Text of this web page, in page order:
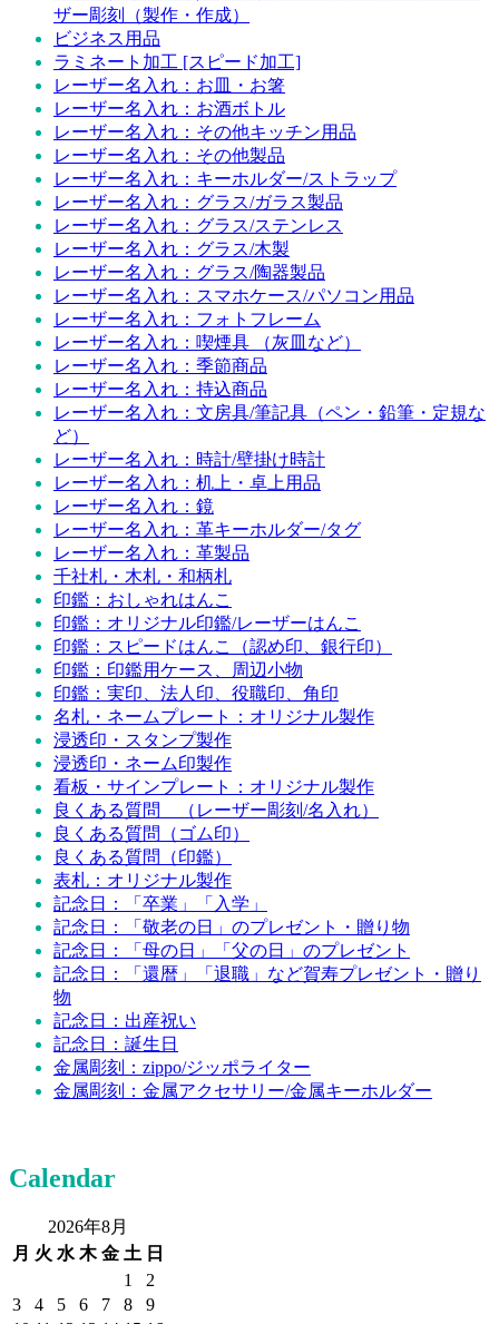
ザー彫刻（製作・作成）
ビジネス用品
ラミネート加工 [スピード加工]
レーザー名入れ：お皿・お箸
レーザー名入れ：お酒ボトル
レーザー名入れ：その他キッチン用品
レーザー名入れ：その他製品
レーザー名入れ：キーホルダー/ストラップ
レーザー名入れ：グラス/ガラス製品
レーザー名入れ：グラス/ステンレス
レーザー名入れ：グラス/木製
レーザー名入れ：グラス/陶器製品
レーザー名入れ：スマホケース/パソコン用品
レーザー名入れ：フォトフレーム
レーザー名入れ：喫煙具 （灰皿など）
レーザー名入れ：季節商品
レーザー名入れ：持込商品
レーザー名入れ：文房具/筆記具（ペン・鉛筆・定規な
ど）
レーザー名入れ：時計/壁掛け時計
レーザー名入れ：机上・卓上用品
レーザー名入れ：鏡
レーザー名入れ：革キーホルダー/タグ
レーザー名入れ：革製品
千社札・木札・和柄札
印鑑：おしゃれはんこ
印鑑：オリジナル印鑑/レーザーはんこ
印鑑：スピードはんこ（認め印、銀行印）
印鑑：印鑑用ケース、周辺小物
印鑑：実印、法人印、役職印、角印
名札・ネームプレート：オリジナル製作
浸透印・スタンプ製作
浸透印・ネーム印製作
看板・サインプレート：オリジナル製作
良くある質問 （レーザー彫刻/名入れ）
良くある質問（ゴム印）
良くある質問（印鑑）
表札：オリジナル製作
記念日：「卒業」「入学」
記念日：「敬老の日」のプレゼント・贈り物
記念日：「母の日」「父の日」のプレゼント
記念日：「還暦」「退職」など賀寿プレゼント・贈り
物
記念日：出産祝い
記念日：誕生日
金属彫刻：zippo/ジッポライター
金属彫刻：金属アクセサリー/金属キーホルダー
Calendar
2026年8月
月 火 水 木 金 土 日
1
2
3
4 5 6 7 8
9